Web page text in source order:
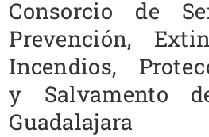
Consorcio de
Prevención,
Incendios,
y Salvamento
Guadalajara